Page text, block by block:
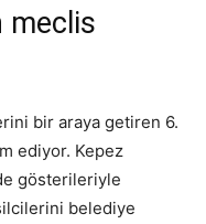
meclis
bir araya getiren 6.
ediyor. Kepez
gösterileriyle
belediye